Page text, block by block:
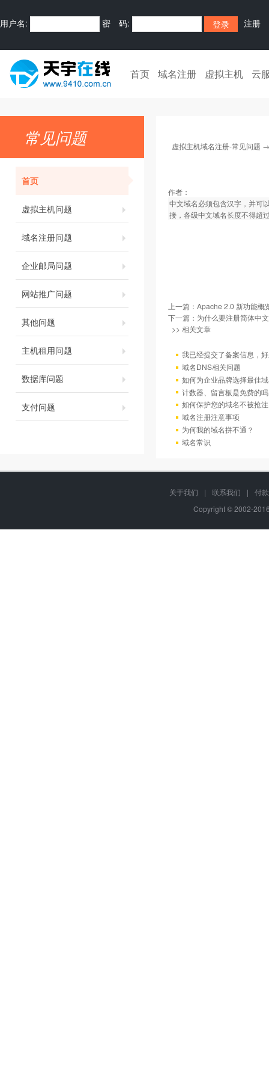
用户名: 密 码: 注册
首页 域名注册 虚拟主机 云
常见问题
首页
虚拟主机问题
域名注册问题
企业邮局问题
网站推广问题
其他问题
主机租用问题
数据库问题
支付问题
虚拟主机域名注册-常见问题
作者：
中文域名必须包含汉字，并可
接，各级中文域名长度不得超
上一篇： Apache 2.0 新功能概
下一篇： 为什么要注册简体中
>> 相关文章
我已经提交了备案信息，
域名DNS相关问题
如何为企业品牌选择最佳
计数器、留言板是免费的
如何保护您的域名不被抢注
域名注册注意事项
为何我的域名拼不通？
域名常识
关于我们 | 联系我们 |
付
Copyright © 2002-